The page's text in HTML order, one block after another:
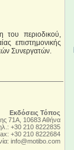
του περιοδικού,
επιστημονικής
Συνεργατών.
Εκδόσεις Τόπος
71Α, 10683 Αθήνα
+30 210 8222835
+30 210 8222684
info@motibo.com